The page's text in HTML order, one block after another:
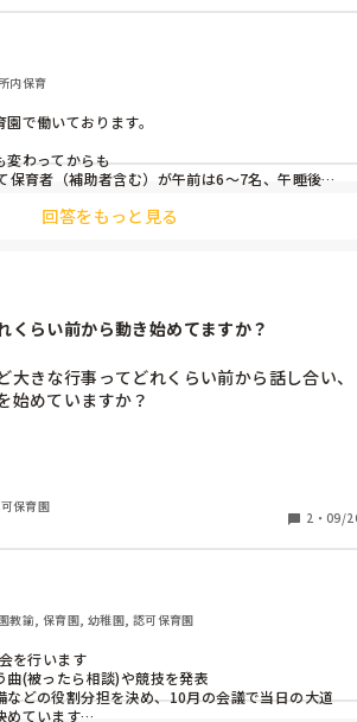
ぼりになりがちです。NCTなんてとんでもな
置基準変わりましたか？
内保育
で働いております。
変わってからも
保育者（補助者含む）が午前は6〜7名、午睡後は
回答をもっと見る
くらい前から動き始めてますか？
大きな行事ってどれくらい前から話し合い、
始めていますか？
に運動会があるのですが、各学年何をするか
曲も何も決まってない!
報も降りてないので、不安しかありません。
くのでバッタバタでイヤになります💦
保育園
2 ・ 09/
教諭, 保育園, 幼稚園, 認可保育園
を行います
曲(被ったら相談)や競技を発表
などの役割分担を決め、10月の会議で当日の大道
めています